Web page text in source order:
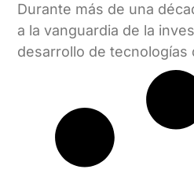
Durante más de una
a la vanguardia de la
desarrollo de tecnologías